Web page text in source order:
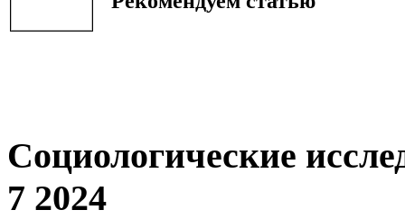
Социологические
7 2024